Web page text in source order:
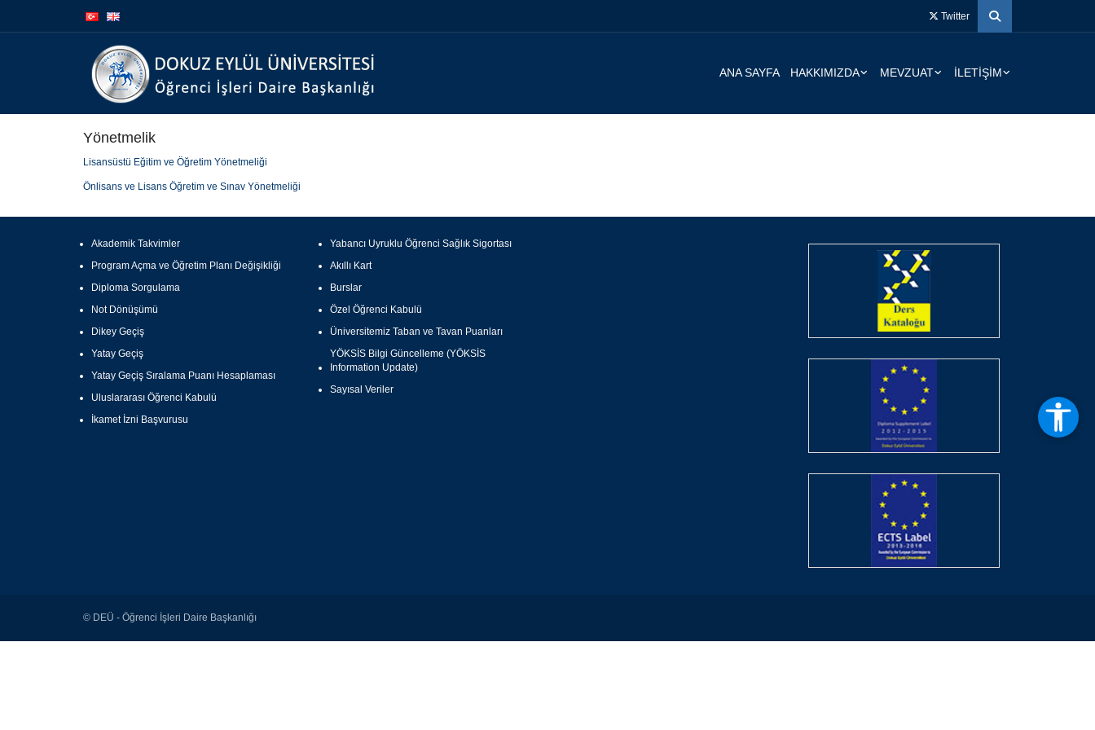
Twitter
ANA SAYFA HAKKIMIZDA MEVZUAT İLETIŞIM
Yönetmelik
Lisansüstü Eğitim ve Öğretim Yönetmeliği
Önlisans ve Lisans Öğretim ve Sınav Yönetmeliği
Akademik Takvimler
Program Açma ve Öğretim Planı Değişikliği
Diploma Sorgulama
Not Dönüşümü
Dikey Geçiş
Yatay Geçiş
Yatay Geçiş Sıralama Puanı Hesaplaması
Uluslararası Öğrenci Kabulü
İkamet İzni Başvurusu
Yabancı Uyruklu Öğrenci Sağlık Sigortası
Akıllı Kart
Burslar
Özel Öğrenci Kabulü
Üniversitemiz Taban ve Tavan Puanları
YÖKSİS Bilgi Güncelleme (YÖKSİS
Information Update)
Sayısal Veriler
© DEÜ - Öğrenci İşleri Daire Başkanlığı